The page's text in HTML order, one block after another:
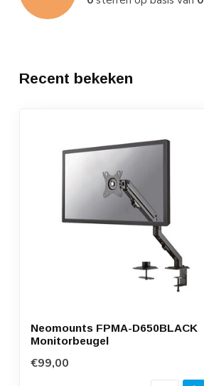
Recent bekeken
Neomounts FPMA-D650BLACK
Monitorbeugel
€99,00